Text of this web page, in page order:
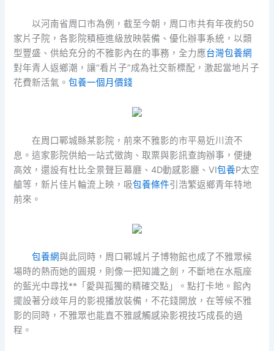
以河南省周口市為例，截至今朝，周口市共有年夜約50
家片子院，各影院積極進級放映裝備、優化辦事系統，以類
型豐盛、供給充分的不雅影內在的事務，全力應台灣包養網
對年青人返鄉潮，讓“看片子”成為社交新標配，激起當地片子
花費新活氣。包養一個月價錢
在周口鄲城縣某影院，前來不雅影的市平易近川流不
息。這家影院供給一站式徵詢、取票與影訊查詢辦事，便捷
高效，還設有杜比全景聲巨幕廳、4D動感影廳、VI包養P太空
艙等，新片佳片輪流上映，吸包養條件引浩繁返鄉青年特地
前來。
包養網與此同時，周口鄲城片子博物館也成了不雅眾候
場時的熱而她的圓規，則像一把知識之劍，不斷地在水瓶座
的藍光中尋找**「愛與孤獨的精確交點」。點打卡地。館內
擺設著分歧年月的影視播放裝備，不花錢開放，在等候不雅
影的同時，不雅眾也能直不雅感觸感染影視技巧成長的過
程。